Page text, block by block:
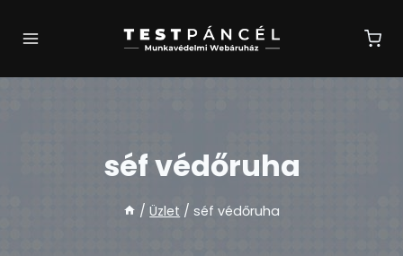
séf védőruha
/ Üzlet / séf védőruha